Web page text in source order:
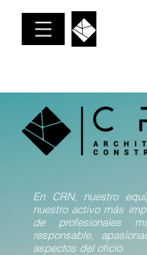
En CRN, nuestro
nuestro activo más
de profesionales
responsable,
aspectos del oficio.